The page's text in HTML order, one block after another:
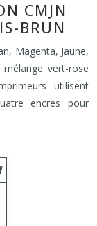
CMJN
BRUN
Magenta, Jaune,
vert-rose
utilisent
encres pour